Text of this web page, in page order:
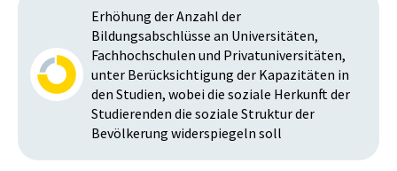
Erhöhung der Anzahl der
Bildungsabschlüsse an Universitäten,
Fachhochschulen und Privatuniversitäten,
unter Berücksichtigung der Kapazitäten in
den Studien, wobei die soziale Herkunft der
Studierenden die soziale Struktur der
Bevölkerung widerspiegeln soll